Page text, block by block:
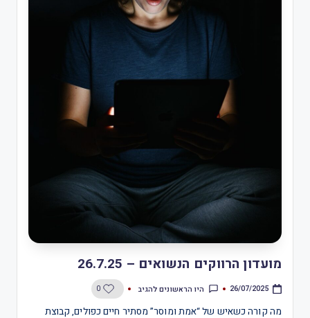
מועדון הרווקים הנשואים – 26.7.25
26/07/2025 היו הראשונים להגיב 0
מה קורה כשאיש של “אמת ומוסר” מסתיר חיים כפולים, קבוצת